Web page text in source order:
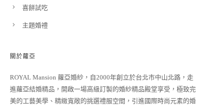
喜餅試吃
主題婚禮
關於蘿亞
ROYAL Mansion 蘿亞婚紗，自2000年創立於台北市中山北路，走
進蘿亞結婚精品，開啟一場高級訂製的婚紗精品殿堂享受，極致完
美的工藝美學、精緻寬敞的挑選禮服空間，引進國際時尚元素的婚